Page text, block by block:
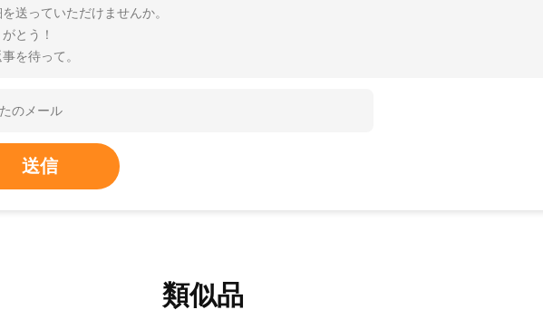
送っていただけませんか。
とう！
を待って。
送信
類似品